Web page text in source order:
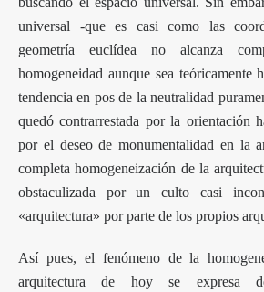
universal -que es casi como las
geometría euclídea no alcanza
homogeneidad aunque sea teóricamente
tendencia en pos de la neutralidad
quedó contrarrestada por la orientación
por el deseo de monumentalidad en la
completa homogeneización de la
obstaculizada por un culto casi
«arquitectura» por parte de los propios
Así pues, el fenómeno de la
arquitectura de hoy se expresa